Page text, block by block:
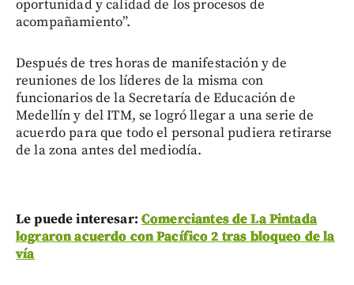
oportunidad y calidad de los procesos de
acompañamiento”.
Después de tres horas de manifestación y de
reuniones de los líderes de la misma con
funcionarios de la Secretaría de Educación de
Medellín y del ITM, se logró llegar a una serie de
acuerdo para que todo el personal pudiera retirarse
de la zona antes del mediodía.
Le puede interesar: Comerciantes de La Pintada
lograron acuerdo con Pacífico 2 tras bloqueo de la
vía